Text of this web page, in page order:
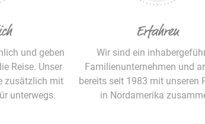
und geben
Reise. Unser
zusätzlich mit
unterwegs.
Erfahren
Wir sind ein
Familienunternehmen und
bereits seit 1983 mit unseren
in Nordamerika